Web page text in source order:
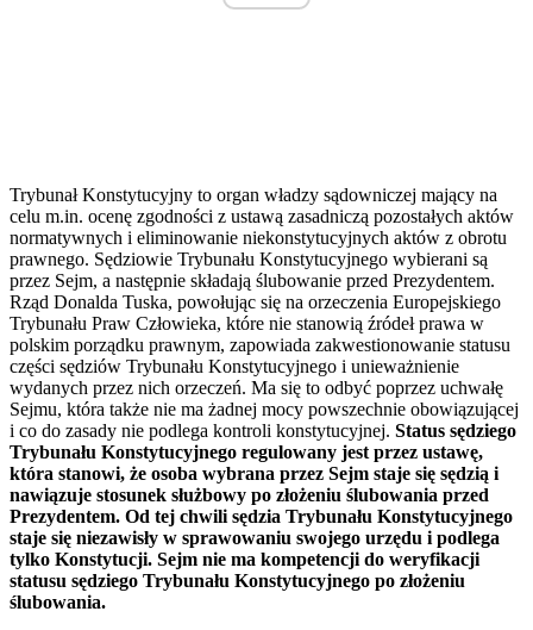
Trybunał Konstytucyjny to organ władzy sądowniczej mający na
celu m.in. ocenę zgodności z ustawą zasadniczą pozostałych aktów
normatywnych i eliminowanie niekonstytucyjnych aktów z obrotu
prawnego. Sędziowie Trybunału Konstytucyjnego wybierani są
przez Sejm, a następnie składają ślubowanie przed Prezydentem.
Rząd Donalda Tuska, powołując się na orzeczenia Europejskiego
Trybunału Praw Człowieka, które nie stanowią źródeł prawa w
polskim porządku prawnym, zapowiada zakwestionowanie statusu
części sędziów Trybunału Konstytucyjnego i unieważnienie
wydanych przez nich orzeczeń. Ma się to odbyć poprzez uchwałę
Sejmu, która także nie ma żadnej mocy powszechnie obowiązującej
i co do zasady nie podlega kontroli konstytucyjnej. Status sędziego
Trybunału Konstytucyjnego regulowany jest przez ustawę,
która stanowi, że osoba wybrana przez Sejm staje się sędzią i
nawiązuje stosunek służbowy po złożeniu ślubowania przed
Prezydentem. Od tej chwili sędzia Trybunału Konstytucyjnego
staje się niezawisły w sprawowaniu swojego urzędu i podlega
tylko Konstytucji. Sejm nie ma kompetencji do weryfikacji
statusu sędziego Trybunału Konstytucyjnego po złożeniu
ślubowania.